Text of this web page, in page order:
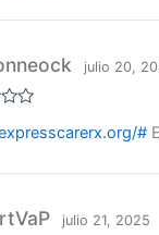
julio 20,
#
julio 21, 2025